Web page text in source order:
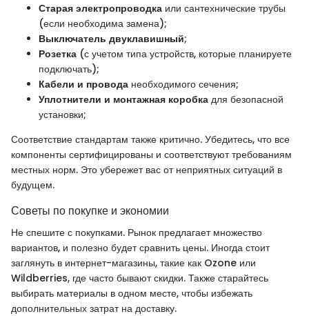
Старая электропроводка или сантехнические трубы
(если необходима замена);
Выключатель двуклавишный;
Розетка (с учетом типа устройств, которые планируете
подключать);
Кабели и провода необходимого сечения;
Уплотнители и монтажная коробка для безопасной
установки;
Соответствие стандартам также критично. Убедитесь, что все
компоненты сертифицированы и соответствуют требованиям
местных норм. Это убережет вас от неприятных ситуаций в
будущем.
Советы по покупке и экономии
Не спешите с покупками. Рынок предлагает множество
вариантов, и полезно будет сравнить цены. Иногда стоит
заглянуть в интернет-магазины, такие как Ozone или
Wildberries, где часто бывают скидки. Также старайтесь
выбирать материалы в одном месте, чтобы избежать
дополнительных затрат на доставку.